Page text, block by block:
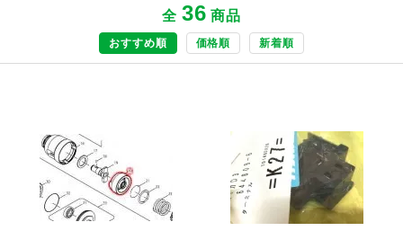
全 36 商品
おすすめ順 価格順 新着順